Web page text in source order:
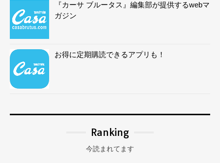
『カーサ ブルータス』編集部が提供するwebマ
ガジン
お得に定期購読できるアプリも！
Ranking
今読まれてます